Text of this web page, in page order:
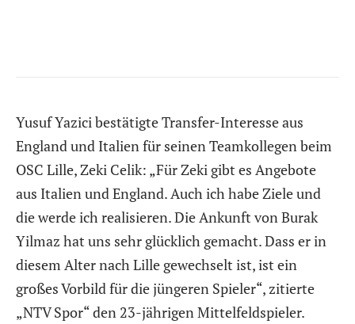
Yusuf Yazici bestätigte Transfer-Interesse aus
England und Italien für seinen Teamkollegen beim
OSC Lille, Zeki Celik: „Für Zeki gibt es Angebote
aus Italien und England. Auch ich habe Ziele und
die werde ich realisieren. Die Ankunft von Burak
Yilmaz hat uns sehr glücklich gemacht. Dass er in
diesem Alter nach Lille gewechselt ist, ist ein
großes Vorbild für die jüngeren Spieler“, zitierte
„NTV Spor“ den 23-jährigen Mittelfeldspieler.